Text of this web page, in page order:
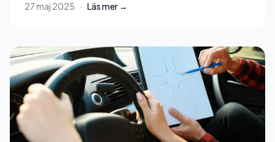
27 maj 2025 · Läs mer →